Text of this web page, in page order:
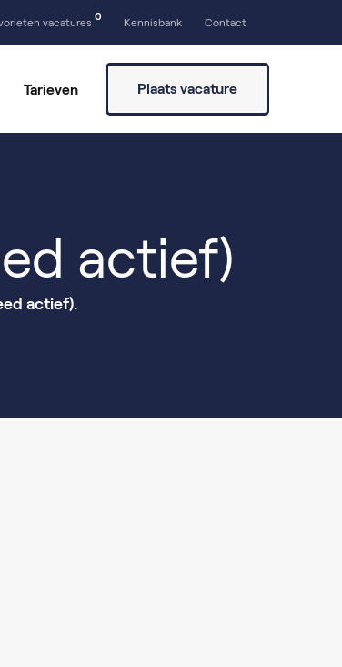
vacatures
0
Kennisbank Contact
Tarieven Plaats vacature
actief)
actief).